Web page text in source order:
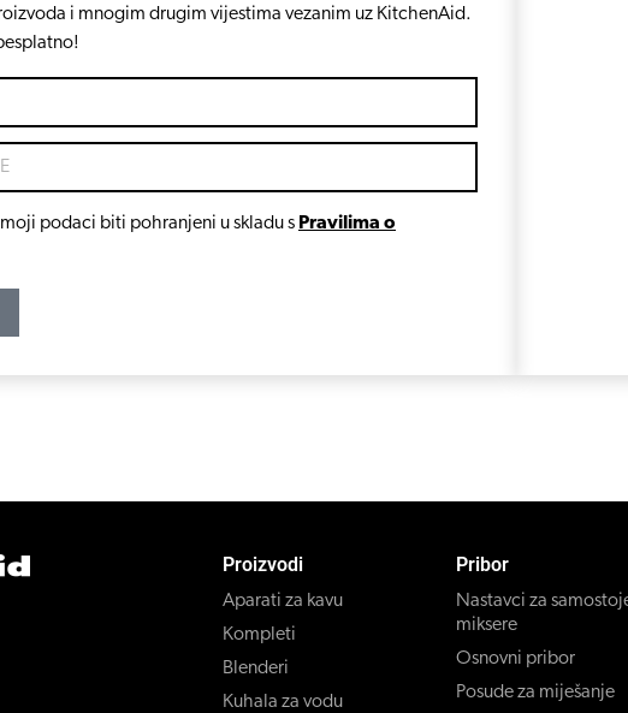
i mnogim drugim vijestima vezanim uz KitchenAid.
moji podaci biti pohranjeni u skladu s Pravilima o
Proizvodi
Aparati za kavu
Kompleti
Blenderi
Kuhala za vodu
Pribor
Nastavci za
miksere
Osnovni pribor
Posude za miješanje